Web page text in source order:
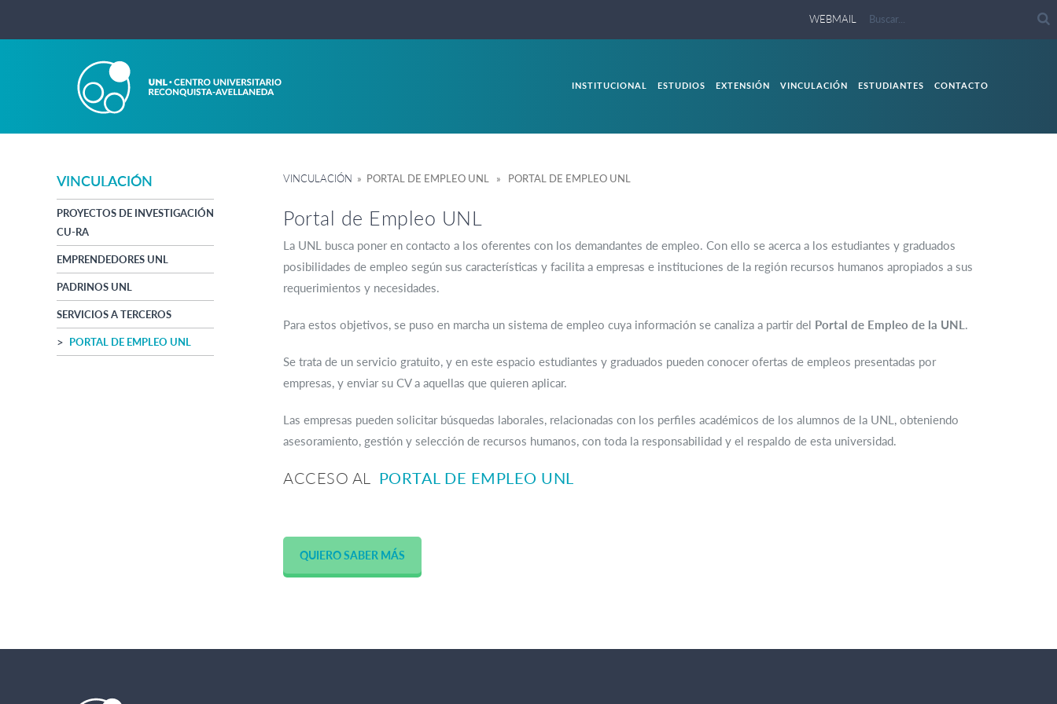
WEBMAIL
INSTITUCIONAL ESTUDIOS EXTENSIÓN VINCULACIÓN ESTUDIANTES CONTACTO
VINCULACIÓN
PROYECTOS DE INVESTIGACIÓN
CU-RA
EMPRENDEDORES UNL
PADRINOS UNL
SERVICIOS A TERCEROS
PORTAL DE EMPLEO UNL
VINCULACIÓN » PORTAL DE EMPLEO UNL » PORTAL DE EMPLEO UNL
Portal de Empleo UNL
La UNL busca poner en contacto a los oferentes con los demandantes de empleo. Con ello se acerca a los estudiantes y graduados
posibilidades de empleo según sus características y facilita a empresas e instituciones de la región recursos humanos apropiados a sus
requerimientos y necesidades.
Para estos objetivos, se puso en marcha un sistema de empleo cuya información se canaliza a partir del Portal de Empleo de la UNL .
Se trata de un servicio gratuito, y en este espacio estudiantes y graduados pueden conocer ofertas de empleos presentadas por
empresas, y enviar su CV a aquellas que quieren aplicar.
Las empresas pueden solicitar búsquedas laborales, relacionadas con los perfiles académicos de los alumnos de la UNL, obteniendo
asesoramiento, gestión y selección de recursos humanos, con toda la responsabilidad y el respaldo de esta universidad.
ACCESO AL PORTAL DE EMPLEO UNL
QUIERO SABER MÁS